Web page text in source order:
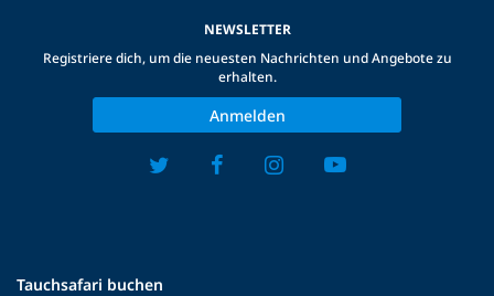
Tauchsafari buchen
NEWSLETTER
Registriere dich, um die neuesten Nachrichten und Angebote zu
erhalten.
Anmelden